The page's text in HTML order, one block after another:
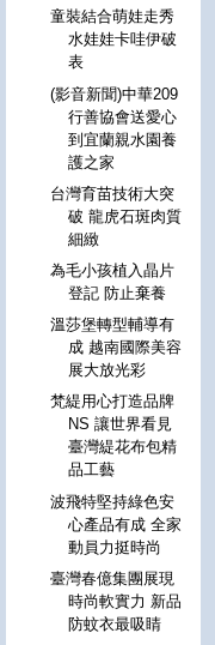
童裝結合萌娃走秀
水娃娃卡哇伊破
表
(影音新聞)中華209
行善協會送愛心
到宜蘭親水園養
護之家
台灣育苗技術大突
破 龍虎石斑肉質
細緻
為毛小孩植入晶片
登記 防止棄養
溫莎堡轉型輔導有
成 越南國際美容
展大放光彩
梵緹用心打造品牌
NS 讓世界看見
臺灣緹花布包精
品工藝
波飛特堅持綠色安
心產品有成 全家
動員力挺時尚
臺灣春億集團展現
時尚軟實力 新品
防蚊衣最吸睛